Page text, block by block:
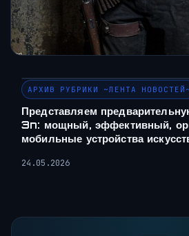
АРХИВ РУБРИКИ ~ЛЕНТА НОВОСТЕЙ~
Представляем
3n: мощный, эффективный,
мобильные устройства
24.05.2026